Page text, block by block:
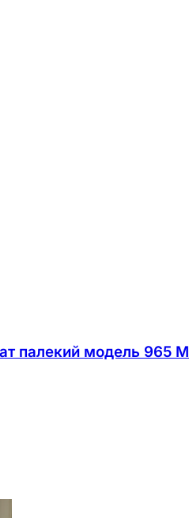
палекий модель 965 M